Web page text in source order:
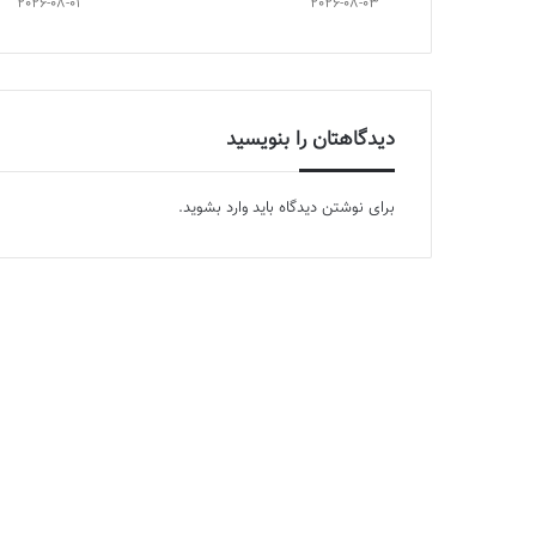
دیدگاهتان را بنویسید
برای نوشتن دیدگاه باید وارد بشوید.